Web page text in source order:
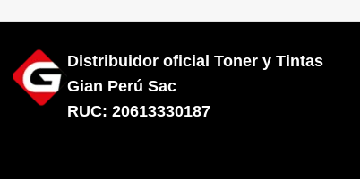
Distribuidor oficial Toner y Tintas
Gian Perú Sac
RUC: 20613330187